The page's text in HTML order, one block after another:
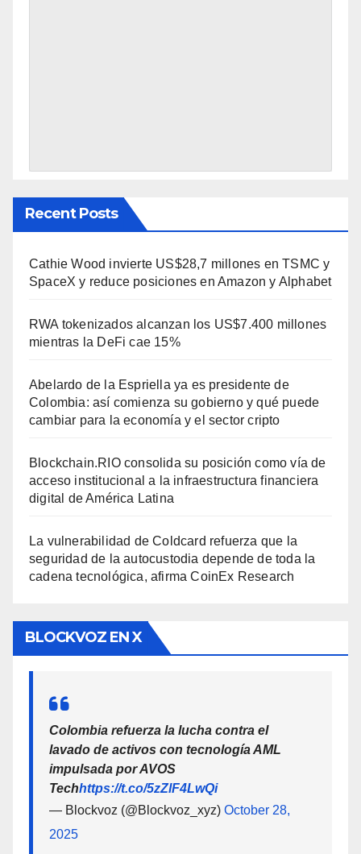
Recent Posts
Cathie Wood invierte US$28,7 millones en TSMC y
SpaceX y reduce posiciones en Amazon y Alphabet
RWA tokenizados alcanzan los US$7.400 millones
mientras la DeFi cae 15%
Abelardo de la Espriella ya es presidente de
Colombia: así comienza su gobierno y qué puede
cambiar para la economía y el sector cripto
Blockchain.RIO consolida su posición como vía de
acceso institucional a la infraestructura financiera
digital de América Latina
La vulnerabilidad de Coldcard refuerza que la
seguridad de la autocustodia depende de toda la
cadena tecnológica, afirma CoinEx Research
BLOCKVOZ EN X
Colombia refuerza la lucha contra el
lavado de activos con tecnología AML
impulsada por AVOS
Techhttps://t.co/5zZlF4LwQi
— Blockvoz (@Blockvoz_xyz) October 28,
2025